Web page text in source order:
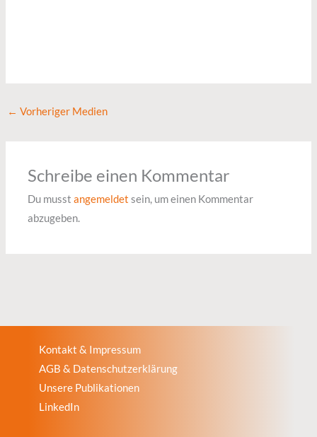
← Vorheriger Medien
Schreibe einen Kommentar
Du musstangemeldet sein, um einen Kommentar
abzugeben.
Kontakt & Impressum
AGB & Datenschutzerklärung
Unsere Publikationen
LinkedIn